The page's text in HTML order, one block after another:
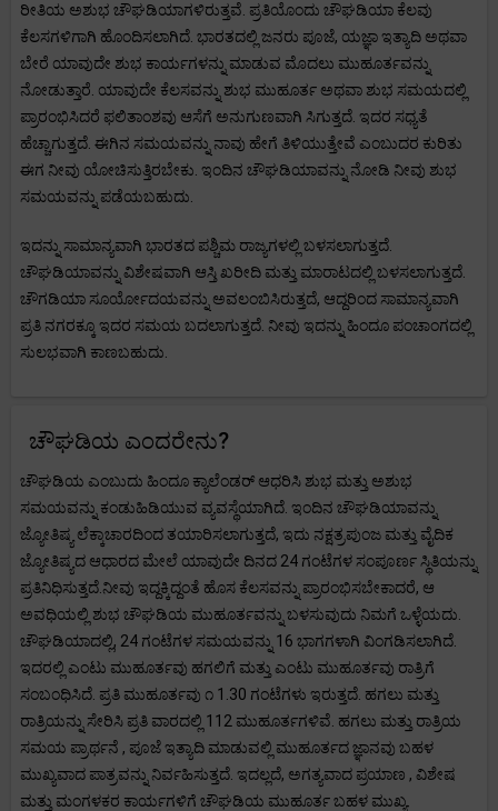
ರೀತಿಯ ಅಶುಭ ಚೌಘಡಿಯಾಗಳಿರುತ್ತವೆ. ಪ್ರತಿಯೊಂದು ಚೌಘಡಿಯಾ ಕೆಲವು
ಕೆಲಸಗಳಿಗಾಗಿ ಹೊಂದಿಸಲಾಗಿದೆ. ಭಾರತದಲ್ಲಿ ಜನರು ಪೂಜೆ, ಯಜ್ಞಾ ಇತ್ಯಾದಿ ಅಥವಾ
ಬೇರೆ ಯಾವುದೇ ಶುಭ ಕಾರ್ಯಗಳನ್ನು ಮಾಡುವ ಮೊದಲು ಮುಹೂರ್ತವನ್ನು
ನೋಡುತ್ತಾರೆ. ಯಾವುದೇ ಕೆಲಸವನ್ನು ಶುಭ ಮುಹೂರ್ತ ಅಥವಾ ಶುಭ ಸಮಯದಲ್ಲಿ
ಪ್ರಾರಂಭಿಸಿದರೆ ಫಲಿತಾಂಶವು ಆಸೆಗೆ ಅನುಗುಣವಾಗಿ ಸಿಗುತ್ತದೆ. ಇದರ ಸಧ್ಯತೆ
ಹೆಚ್ಚಾಗುತ್ತದೆ. ಈಗಿನ ಸಮಯವನ್ನು ನಾವು ಹೇಗೆ ತಿಳಿಯುತ್ತೇವೆ ಎಂಬುದರ ಕುರಿತು
ಈಗ ನೀವು ಯೋಚಿಸುತ್ತಿರಬೇಕು. ಇಂದಿನ ಚೌಘಡಿಯಾವನ್ನು ನೋಡಿ ನೀವು ಶುಭ
ಸಮಯವನ್ನು ಪಡೆಯಬಹುದು.
ಇದನ್ನು ಸಾಮಾನ್ಯವಾಗಿ ಭಾರತದ ಪಶ್ಚಿಮ ರಾಜ್ಯಗಳಲ್ಲಿ ಬಳಸಲಾಗುತ್ತದೆ.
ಚೌಘಡಿಯಾವನ್ನು ವಿಶೇಷವಾಗಿ ಆಸ್ತಿ ಖರೀದಿ ಮತ್ತು ಮಾರಾಟದಲ್ಲಿ ಬಳಸಲಾಗುತ್ತದೆ.
ಚೌಗಡಿಯಾ ಸೂರ್ಯೋದಯವನ್ನು ಅವಲಂಬಿಸಿರುತ್ತದೆ, ಆದ್ದರಿಂದ ಸಾಮಾನ್ಯವಾಗಿ
ಪ್ರತಿ ನಗರಕ್ಕೂ ಇದರ ಸಮಯ ಬದಲಾಗುತ್ತದೆ. ನೀವು ಇದನ್ನು ಹಿಂದೂ ಪಂಚಾಂಗದಲ್ಲಿ
ಸುಲಭವಾಗಿ ಕಾಣಬಹುದು.
ಚೌಘಡಿಯ ಎಂದರೇನು?
ಚೌಘಡಿಯ ಎಂಬುದು ಹಿಂದೂ ಕ್ಯಾಲೆಂಡರ್ ಆಧರಿಸಿ ಶುಭ ಮತ್ತು ಅಶುಭ
ಸಮಯವನ್ನು ಕಂಡುಹಿಡಿಯುವ ವ್ಯವಸ್ಥೆಯಾಗಿದೆ. ಇಂದಿನ ಚೌಘಡಿಯಾವನ್ನು
ಜ್ಯೋತಿಷ್ಯ ಲೆಕ್ಕಾಚಾರದಿಂದ ತಯಾರಿಸಲಾಗುತ್ತದೆ, ಇದು ನಕ್ಷತ್ರಪುಂಜ ಮತ್ತು ವೈದಿಕ
ಜ್ಯೋತಿಷ್ಯದ ಆಧಾರದ ಮೇಲೆ ಯಾವುದೇ ದಿನದ 24 ಗಂಟೆಗಳ ಸಂಪೂರ್ಣ ಸ್ಥಿತಿಯನ್ನು
ಪ್ರತಿನಿಧಿಸುತ್ತದೆ.ನೀವು ಇದ್ದಕ್ಕಿದ್ದಂತೆ ಹೊಸ ಕೆಲಸವನ್ನು ಪ್ರಾರಂಭಿಸಬೇಕಾದರೆ, ಆ
ಅವಧಿಯಲ್ಲಿ ಶುಭ ಚೌಘಡಿಯ ಮುಹೂರ್ತವನ್ನು ಬಳಸುವುದು ನಿಮಗೆ ಒಳ್ಳೆಯದು.
ಚೌಘಡಿಯಾದಲ್ಲಿ, 24 ಗಂಟೆಗಳ ಸಮಯವನ್ನು 16 ಭಾಗಗಳಾಗಿ ವಿಂಗಡಿಸಲಾಗಿದೆ.
ಇದರಲ್ಲಿ ಎಂಟು ಮುಹೂರ್ತವು ಹಗಲಿಗೆ ಮತ್ತು ಎಂಟು ಮುಹೂರ್ತವು ರಾತ್ರಿಗೆ
ಸಂಬಂಧಿಸಿದೆ. ಪ್ರತಿ ಮುಹೂರ್ತವು ೧ 1.30 ಗಂಟೆಗಳು ಇರುತ್ತದೆ. ಹಗಲು ಮತ್ತು
ರಾತ್ರಿಯನ್ನು ಸೇರಿಸಿ ಪ್ರತಿ ವಾರದಲ್ಲಿ 112 ಮುಹೂರ್ತಗಳಿವೆ. ಹಗಲು ಮತ್ತು ರಾತ್ರಿಯ
ಸಮಯ ಪ್ರಾರ್ಥನೆ , ಪೂಜೆ ಇತ್ಯಾದಿ ಮಾಡುವಲ್ಲಿ ಮುಹೂರ್ತದ ಜ್ಞಾನವು ಬಹಳ
ಮುಖ್ಯವಾದ ಪಾತ್ರವನ್ನು ನಿರ್ವಹಿಸುತ್ತದೆ. ಇದಲ್ಲದೆ, ಅಗತ್ಯವಾದ ಪ್ರಯಾಣ , ವಿಶೇಷ
ಮತ್ತು ಮಂಗಳಕರ ಕಾರ್ಯಗಳಿಗೆ ಚೌಘಡಿಯ ಮುಹೂರ್ತ ಬಹಳ ಮುಖ್ಯ.